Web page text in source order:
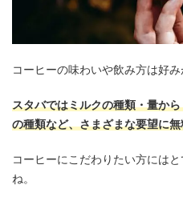
コーヒーの味わいや飲み方は好み
スタバではミルクの種類・量か
の種類など、さまざまな要望に
コーヒーにこだわりたい方には
ね。